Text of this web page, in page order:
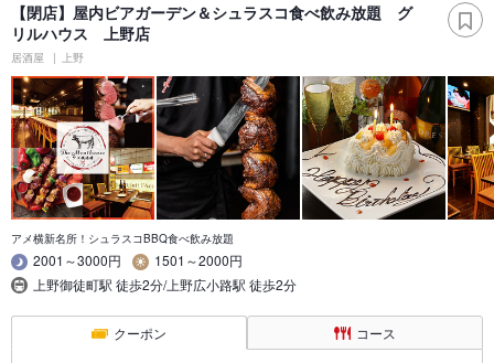
【閉店】屋内ビアガーデン＆シュラスコ食べ飲み放題 グ
リルハウス 上野店
居酒屋 上野
アメ横新名所！シュラスコBBQ食べ飲み放題
2001～3000円
1501～2000円
上野御徒町駅 徒歩2分/上野広小路駅 徒歩2分
クーポン コース